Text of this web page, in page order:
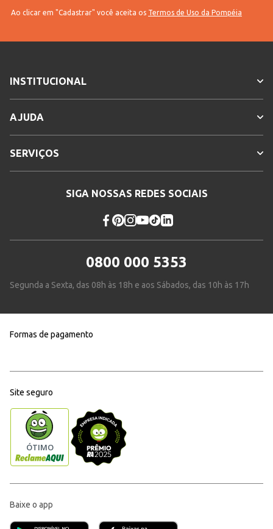
Ao clicar em "Cadastrar" você aceita os Termos de Uso da Pompéia
INSTITUCIONAL
AJUDA
SERVIÇOS
SIGA NOSSAS REDES SOCIAIS
0800 000 5353
Segunda a Sexta, das 08h às 18h e aos Sábados, das 10h às 17h
Formas de pagamento
Site seguro
Baixe o app